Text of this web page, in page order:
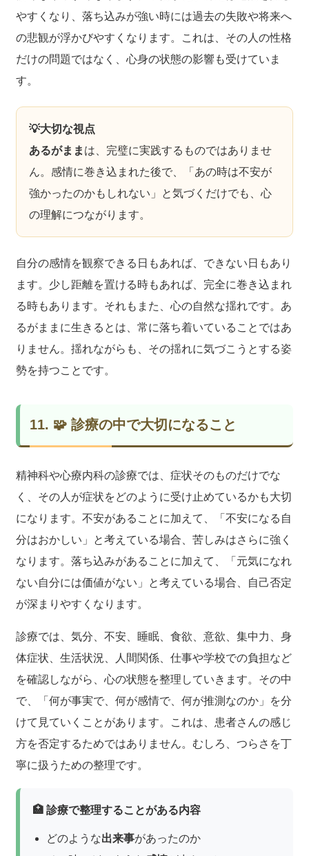
やすくなり、落ち込みが強い時には過去の失敗や将来へ
の悲観が浮かびやすくなります。これは、その人の性格
だけの問題ではなく、心身の状態の影響も受けていま
す。
💡大切な視点
あるがまま は、完璧に実践するものではありませ
ん。感情に巻き込まれた後で、「あの時は不安が
強かったのかもしれない」と気づくだけでも、心
の理解につながります。
自分の感情を観察できる日もあれば、できない日もあり
ます。少し距離を置ける時もあれば、完全に巻き込まれ
る時もあります。それもまた、心の自然な揺れです。あ
るがままに生きるとは、常に落ち着いていることではあ
りません。揺れながらも、その揺れに気づこうとする姿
勢を持つことです。
11. 🧩 診療の中で大切になること
精神科や心療内科の診療では、症状そのものだけでな
く、その人が症状をどのように受け止めているかも大切
になります。不安があることに加えて、「不安になる自
分はおかしい」と考えている場合、苦しみはさらに強く
なります。落ち込みがあることに加えて、「元気になれ
ない自分には価値がない」と考えている場合、自己否定
が深まりやすくなります。
診療では、気分、不安、睡眠、食欲、意欲、集中力、身
体症状、生活状況、人間関係、仕事や学校での負担など
を確認しながら、心の状態を整理していきます。その中
で、「何が事実で、何が感情で、何が推測なのか」を分
けて見ていくことがあります。これは、患者さんの感じ
方を否定するためではありません。むしろ、つらさを丁
寧に扱うための整理です。
🏥 診療で整理することがある内容
どのような出来事があったのか